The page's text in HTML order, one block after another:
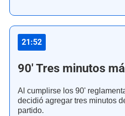
21:52
90' Tres minutos
Al cumplirse los 90'
decidió agregar tres minutos
partido.